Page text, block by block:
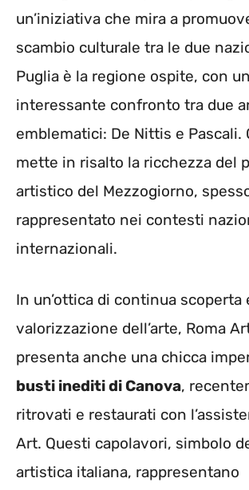
un’iniziativa che mira a
scambio culturale tra le due
Puglia è la regione ospite, con un
interessante confronto tra due
emblematici: De Nittis e Pascali.
mette in risalto la ricchezza del
artistico del Mezzogiorno,
rappresentato nei contesti
internazionali.
In un’ottica di continua scoperta
valorizzazione dell’arte, Roma
presenta anche una chicca
busti inediti di Canova,
ritrovati e restaurati con
Art. Questi capolavori, simbolo
artistica italiana, rappresentano